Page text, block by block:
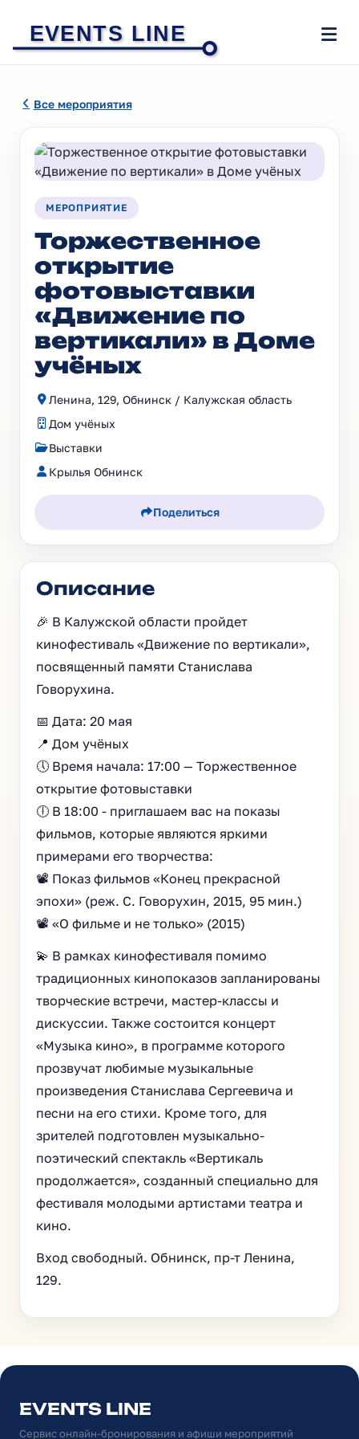
EVENTS LINE
Все мероприятия
МЕРОПРИЯТИЕ
Торжественное
открытие
фотовыставки
«Движение по
вертикали» в Доме
учёных
Ленина, 129, Обнинск / Калужская область
Дом учёных
Выставки
Крылья Обнинск
Поделиться
Описание
🎉 В Калужской области пройдет
кинофестиваль «Движение по вертикали»,
посвященный памяти Станислава
Говорухина.
📅 Дата: 20 мая
📍 Дом учёных
🕔 Время начала: 17:00 — Торжественное
открытие фотовыставки
🕕 В 18:00 - приглашаем вас на показы
фильмов, которые являются яркими
примерами его творчества:
📽 Показ фильмов «Конец прекрасной
эпохи» (реж. С. Говорухин, 2015, 95 мин.)
📽 «О фильме и не только» (2015)
💫 В рамках кинофестиваля помимо
традиционных кинопоказов запланированы
творческие встречи, мастер-классы и
дискуссии. Также состоится концерт
«Музыка кино», в программе которого
прозвучат любимые музыкальные
произведения Станислава Сергеевича и
песни на его стихи. Кроме того, для
зрителей подготовлен музыкально-
поэтический спектакль «Вертикаль
продолжается», созданный специально для
фестиваля молодыми артистами театра и
кино.
Вход свободный. Обнинск, пр-т Ленина,
129.
EVENTS LINE
Сервис онлайн-бронирования и афиши мероприятий